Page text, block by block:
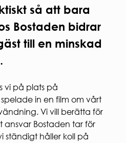
E-
PRESS
så att bara
Bostaden bidrar
till en minskad
vi på plats på
in en film om vårt
Vi vill berätta för
ansvar Bostaden tar för
ständigt håller koll på